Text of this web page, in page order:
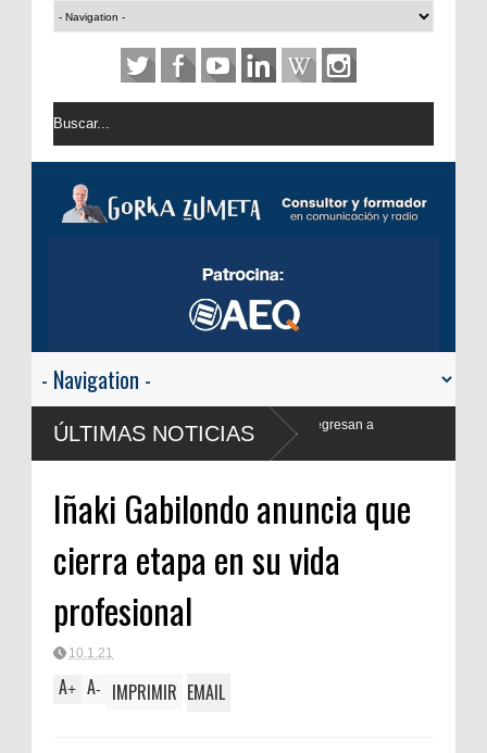
ÚLTIMAS NOTICIAS
Iñaki Gabilondo anuncia que
cierra etapa en su vida
profesional
10.1.21
A+ A- IMPRIMIR EMAIL